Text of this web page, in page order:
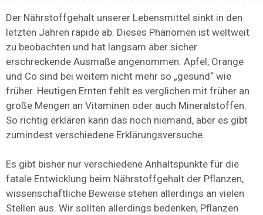
Der Nährstoffgehalt unserer Lebensmittel sinkt in den
letzten Jahren rapide ab. Dieses Phänomen ist weltweit
zu beobachten und hat langsam aber sicher
erschreckende Ausmaße angenommen. Apfel, Orange
und Co sind bei weitem nicht mehr so „gesund“ wie
früher. Heutigen Ernten fehlt es verglichen mit früher an
große Mengen an Vitaminen oder auch Mineralstoffen.
So richtig erklären kann das noch niemand, aber es gibt
zumindest verschiedene Erklärungsversuche.
Es gibt bisher nur verschiedene Anhaltspunkte für die
fatale Entwicklung beim Nährstoffgehalt der Pflanzen,
wissenschaftliche Beweise stehen allerdings an vielen
Stellen aus. Wir sollten allerdings bedenken, Pflanzen